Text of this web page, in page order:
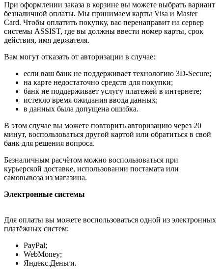
При оформлении заказа в корзине вы можете выбрать вариант
безналичной оплаты. Мы принимаем карты Visa и Master
Card. Чтобы оплатить покупку, вас перенаправит на сервер
системы ASSIST, где вы должны ввести номер карты, срок
действия, имя держателя.
Вам могут отказать от авторизации в случае:
если ваш банк не поддерживает технологию 3D-Secure;
на карте недостаточно средств для покупки;
банк не поддерживает услугу платежей в интернете;
истекло время ожидания ввода данных;
в данных была допущена ошибка.
В этом случае вы можете повторить авторизацию через 20
минут, воспользоваться другой картой или обратиться в свой
банк для решения вопроса.
Безналичным расчётом можно воспользоваться при
курьерской доставке, использовании постамата или
самовывоза из магазина.
Электронные системы
Для оплаты вы можете воспользоваться одной из электронных
платёжных систем:
PayPal;
WebMoney;
Яндекс.Деньги.